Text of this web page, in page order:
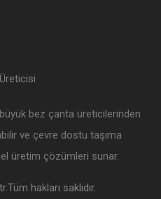
bez çanta üreticilerinden
ve çevre dostu taşıma
üretim çözümleri sunar.
hakları saklıdır.